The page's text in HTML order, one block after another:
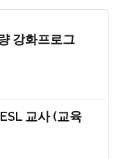
강화프로그
교사 (교육